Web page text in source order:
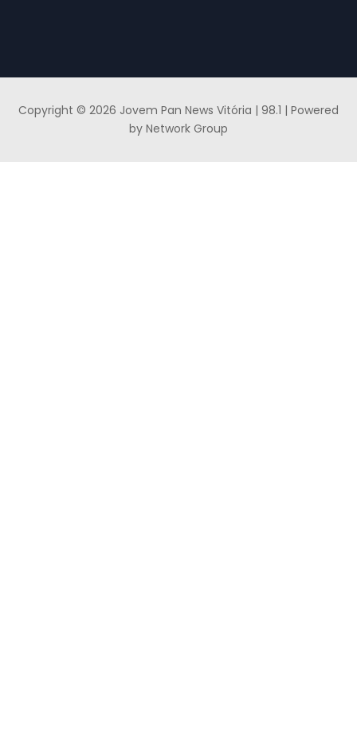
Copyright © 2026 Jovem Pan News Vitória | 98.1 | Powered
by Network Group